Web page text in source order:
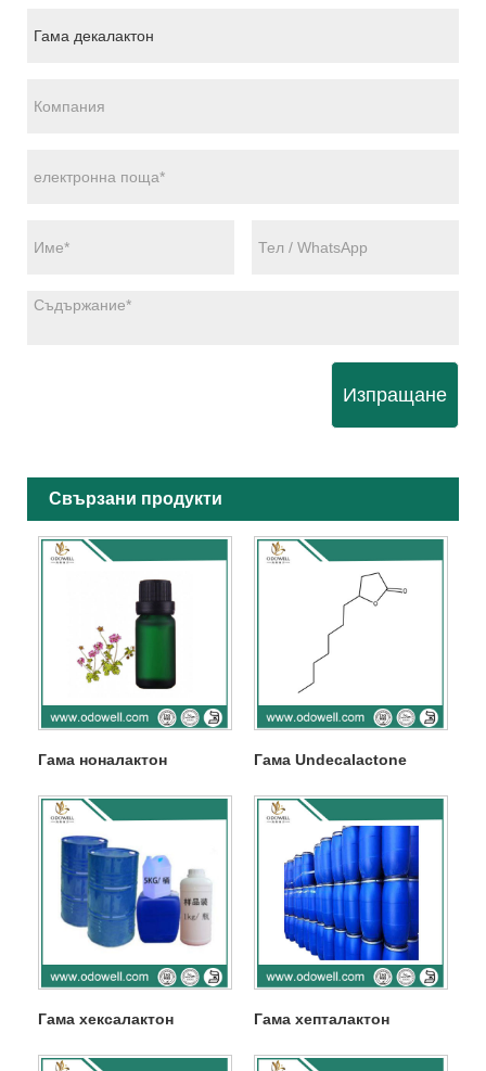
Изпращане
Свързани продукти
Гама ноналактон Гама Undecalactone
Гама хексалактон Гама хепталактон